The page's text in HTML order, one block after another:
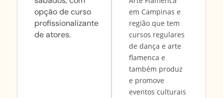
opção de curso
profissionalizante
de atores.
em Campinas e
região que tem
cursos regulares
de dança e arte
flamenca e
também produz
e promove
eventos culturais